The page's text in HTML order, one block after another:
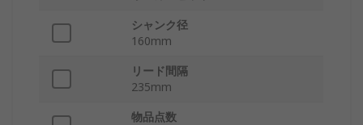
シャンク径
160mm
リード間隔
235mm
物品点数